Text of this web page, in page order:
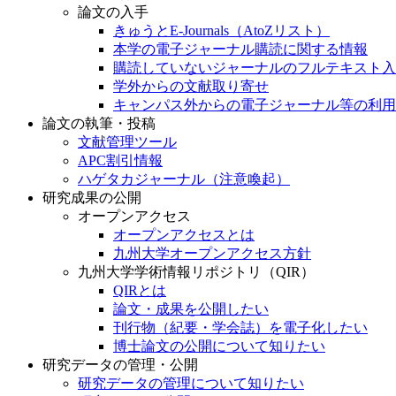
論文の入手
きゅうとE-Journals（AtoZリスト）
本学の電子ジャーナル購読に関する情報
購読していないジャーナルのフルテキスト
学外からの文献取り寄せ
キャンパス外からの電子ジャーナル等の利用
論文の執筆・投稿
文献管理ツール
APC割引情報
ハゲタカジャーナル（注意喚起）
研究成果の公開
オープンアクセス
オープンアクセスとは
九州大学オープンアクセス方針
九州大学学術情報リポジトリ（QIR）
QIRとは
論文・成果を公開したい
刊行物（紀要・学会誌）を電子化したい
博士論文の公開について知りたい
研究データの管理・公開
研究データの管理について知りたい